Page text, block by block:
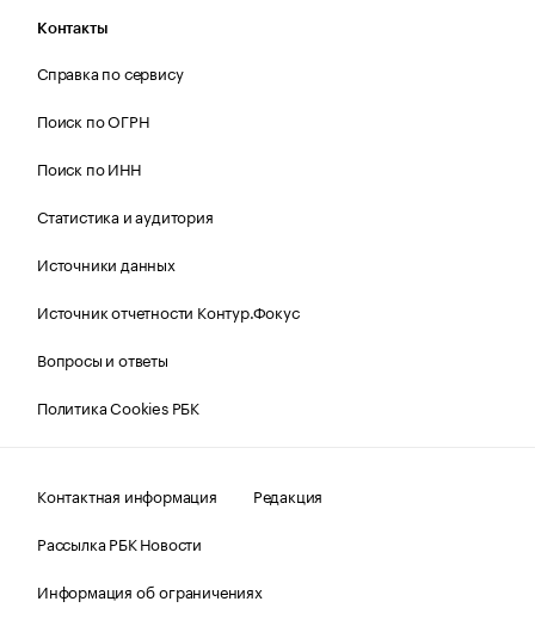
Контакты
Справка по сервису
Поиск по ОГРН
Поиск по ИНН
Статистика и аудитория
Источники данных
Источник отчетности Контур.Фокус
Вопросы и ответы
Политика Cookies РБК
Контактная информация
Редакция
Рассылка РБК Новости
Информация об ограничениях